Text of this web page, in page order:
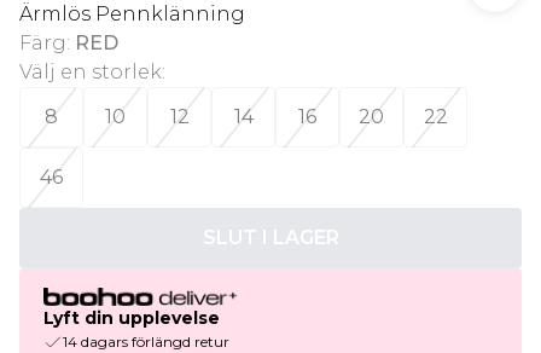
Ärmlös Pennklänning
Färg: RED
Välj en storlek:
8
10 12 14 16 20 22
46
SLUT I LAGER
Lyft din upplevelse
14 dagars förlängd retur